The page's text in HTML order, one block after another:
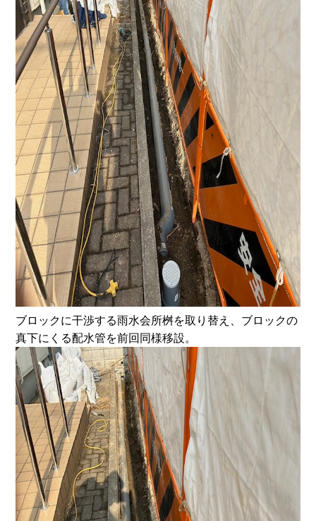
ブロックに干渉する雨水会所桝を取り替え、ブロックの
真下にくる配水管を前回同様移設。